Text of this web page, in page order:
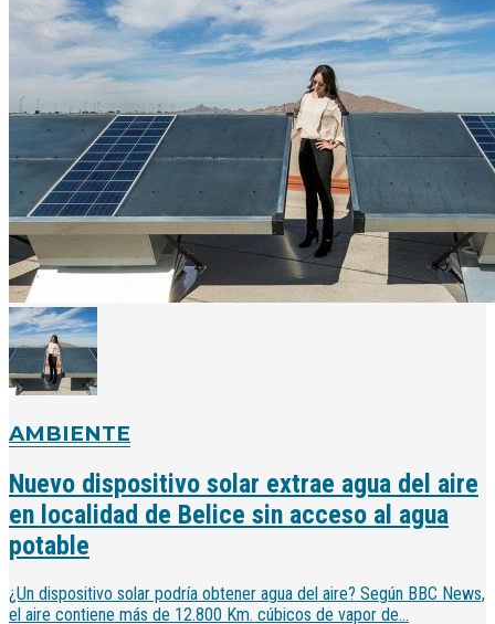
AMBIENTE
Nuevo dispositivo solar extrae agua del aire
en localidad de Belice sin acceso al agua
potable
¿Un dispositivo solar podría obtener agua del aire? Según BBC News,
el aire contiene más de 12.800 Km. cúbicos de vapor de...